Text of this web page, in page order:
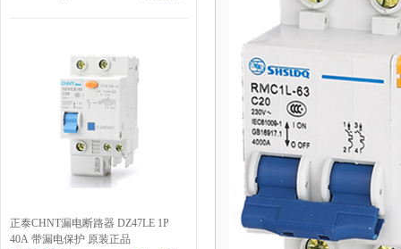
正泰CHNT漏电断路器 DZ47LE 1P
40A 带漏电保护 原装正品